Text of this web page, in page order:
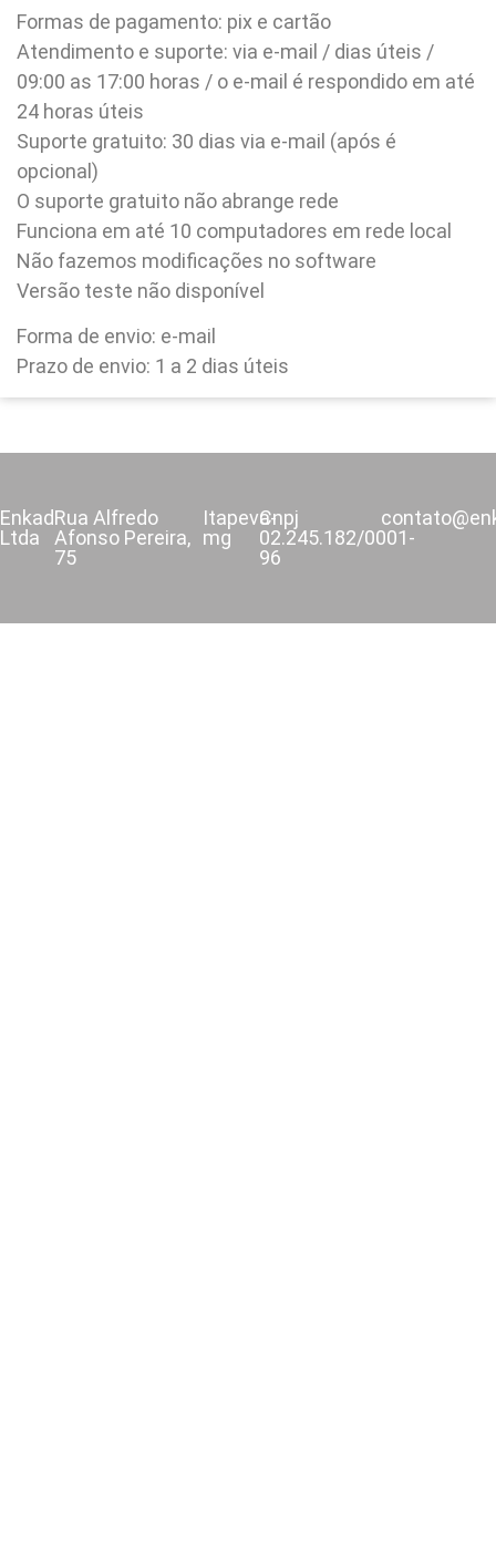
Formas de pagamento: pix e cartão
Atendimento e suporte: via e-mail / dias úteis /
09:00 as 17:00 horas / o e-mail é respondido em até
24 horas úteis
Suporte gratuito: 30 dias via e-mail (após é
opcional)
O suporte gratuito não abrange rede
Funciona em até 10 computadores em rede local
Não fazemos modificações no software
Versão teste não disponível
Forma de envio: e-mail
Prazo de envio: 1 a 2 dias úteis
Enkad
Ltda
Rua Alfredo
Afonso Pereira,
75
Itapeva-
mg
Cnpj
02.245.182/0001-
96